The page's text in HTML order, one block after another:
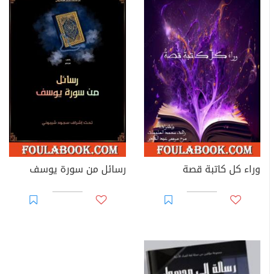
وراء كل كاتبة قصة رسائل من سورة يوسف